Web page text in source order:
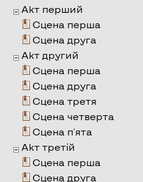
Акт перший
Сцена перша
Сцена друга
Акт другий
Сцена перша
Сцена друга
Сцена третя
Сцена четверта
Сцена п'ята
Акт третій
Сцена перша
Сцена друга